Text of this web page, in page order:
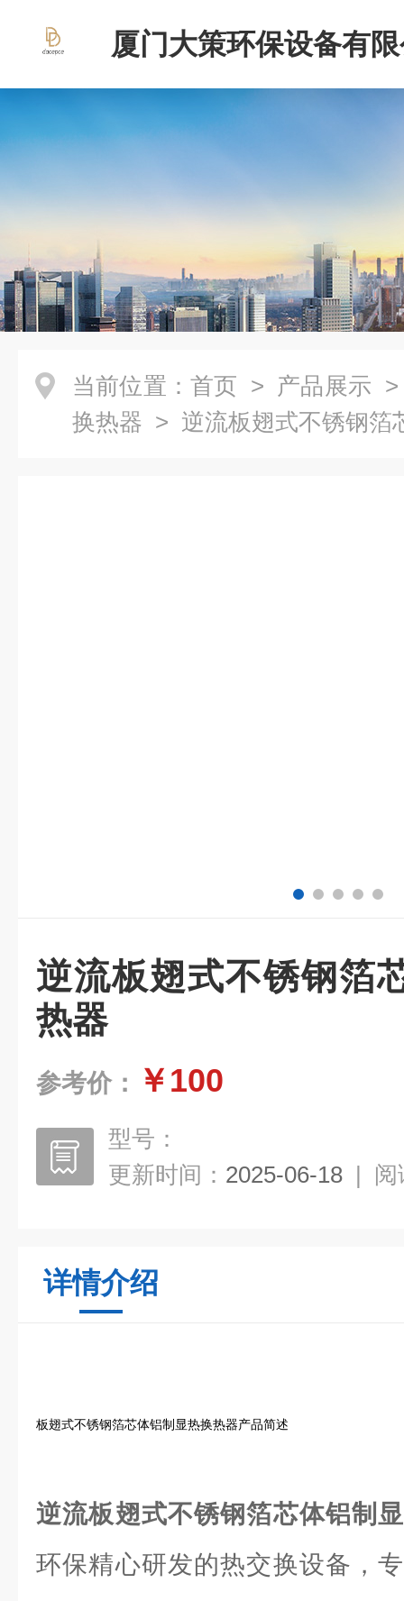
厦门大策环保设备有
当前位置： 首页 > 产品展示
换热器 > 逆流板翅式不锈钢箔
逆流板翅式不锈钢箔
热器
参考价： ￥100
型号：
更新时间： 2025-06-18 | 阅
详情介绍
板翅式不锈钢箔芯体铝制显热换热器产品简述
逆流板翅式不锈钢箔芯体铝制
环保精心研发的热交换设备，